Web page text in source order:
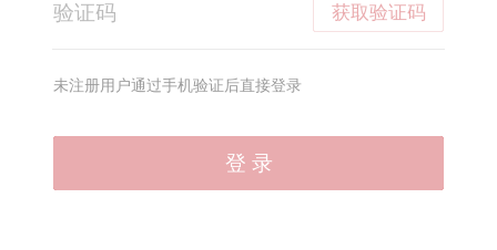
获取验证码
未注册用户通过手机验证后直接登录
登 录